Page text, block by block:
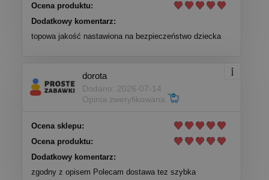
Ocena produktu:
Dodatkowy komentarz:
topowa jakość nastawiona na bezpieczeństwo dziecka
dorota
Dodano: 2026-07-14
Opinia zweryfikowana
Ocena sklepu:
Ocena produktu:
Dodatkowy komentarz:
zgodny z opisem Polecam dostawa tez szybka